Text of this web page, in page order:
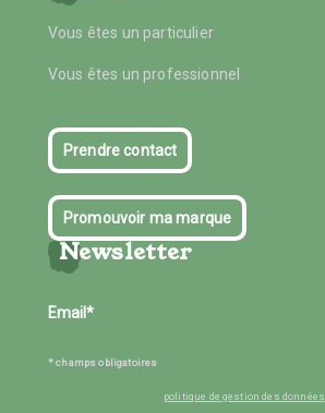
Vous êtes un particulier
Vous êtes un professionnel
Prendre contact
Promouvoir ma marque
Newsletter
* champs obligatoires
politique de gestion des données